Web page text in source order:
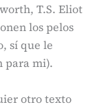
T.S. Eliot
los pelos
sí que le
para mi).
otro texto